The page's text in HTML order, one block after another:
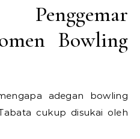
Bowling
adegan bowling
cukup disukai oleh